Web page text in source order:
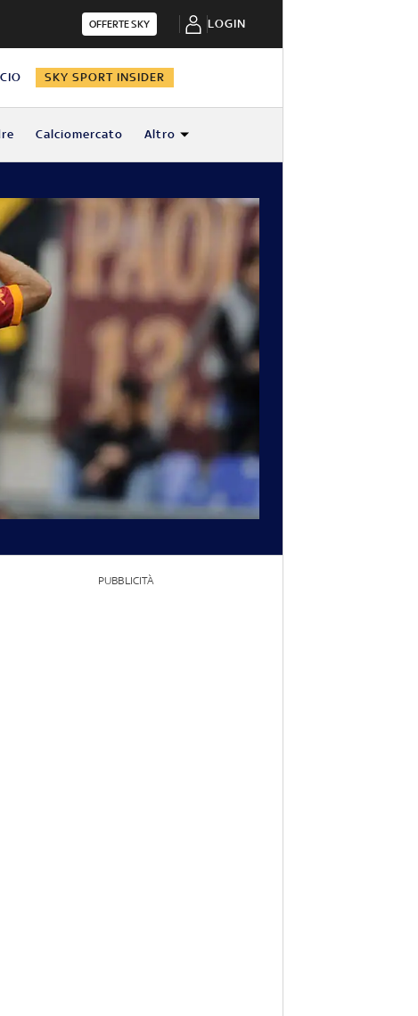
OFFERTE SKY LOGIN
SKY SPORT INSIDER
Calciomercato Altro
PUBBLICITÀ